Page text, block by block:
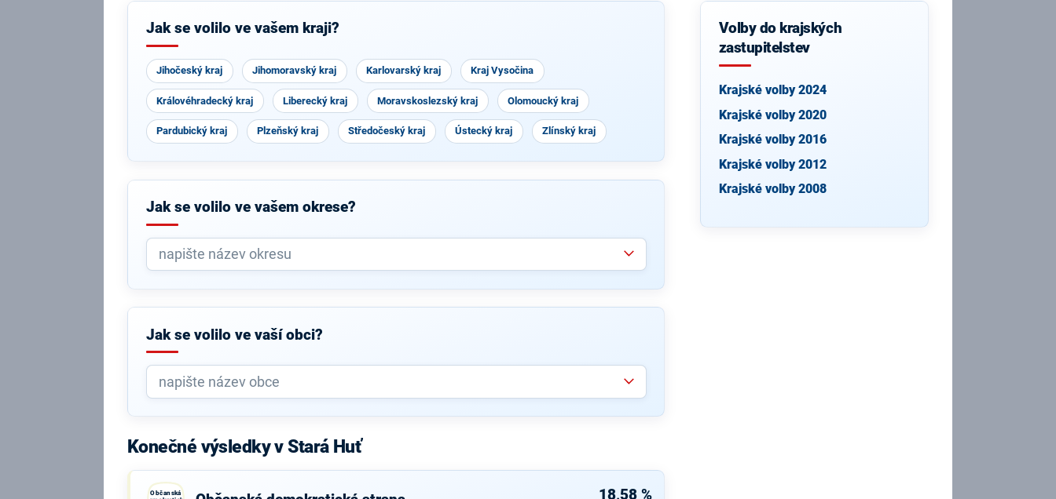
Jak se volilo ve vašem kraji?
Jihočeský kraj Jihomoravský kraj Karlovarský kraj Kraj Vysočina
Královéhradecký kraj Liberecký kraj Moravskoslezský kraj Olomoucký kraj
Pardubický kraj Plzeňský kraj Středočeský kraj Ústecký kraj Zlínský kraj
Jak se volilo ve vašem okrese?
Jak se volilo ve vaší obci?
Konečné výsledky v Stará Huť
Občanská 18,58 %
Volby do krajských
zastupitelstev
Krajské volby 2024
Krajské volby 2020
Krajské volby 2016
Krajské volby 2012
Krajské volby 2008